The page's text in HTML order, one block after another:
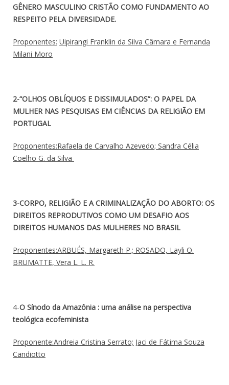
GÊNERO MASCULINO CRISTÃO COMO FUNDAMENTO AO
RESPEITO PELA DIVERSIDADE.
Proponentes: Uipirangi Franklin da Silva Câmara e Fernanda
Milani Moro
2-“OLHOS OBLÍQUOS E DISSIMULADOS”: O PAPEL DA
MULHER NAS PESQUISAS EM CIÊNCIAS DA RELIGIÃO EM
PORTUGAL
Proponentes:Rafaela de Carvalho Azevedo; Sandra Célia
Coelho G. da Silva
3-CORPO, RELIGIÃO E A CRIMINALIZAÇÃO DO ABORTO: OS
DIREITOS REPRODUTIVOS COMO UM DESAFIO AOS
DIREITOS HUMANOS DAS MULHERES NO BRASIL
Proponentes:ARBUÉS, Margareth P.; ROSADO, Layli O.
BRUMATTE, Vera L. L. R.
4-O Sínodo da Amazônia : uma análise na perspectiva
teológica ecofeminista
Proponente:Andreia Cristina Serrato; Jaci de Fátima Souza
Candiotto